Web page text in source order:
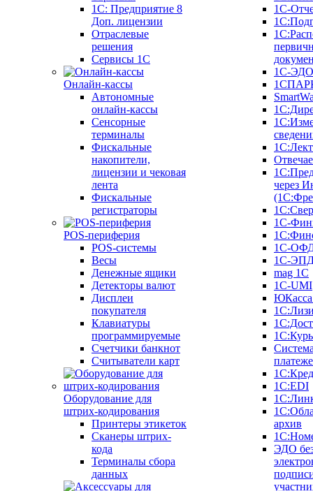
1C: Предприятие 8
Доп. лицензии
Отраслевые
решения
Сервисы 1С
Онлайн-кассы
Автономные
онлайн-кассы
Сенсорные
терминалы
Фискальные
накопители,
лицензии и чековая
лента
Фискальные
регистраторы
POS-периферия
POS-системы
Весы
Денежные ящики
Детекторы валют
Дисплеи
покупателя
Клавиатуры
программируемые
Счетчики банкнот
Считыватели карт
Оборудование для
штрих-кодирования
Принтеры этикеток
Сканеры штрих-
кода
Терминалы сбора
данных
1С-
1С-ЭДО
через
1С-
1С-
1С-
mag 1C
1C-UMI
1С:EDI
архив
ЭДО